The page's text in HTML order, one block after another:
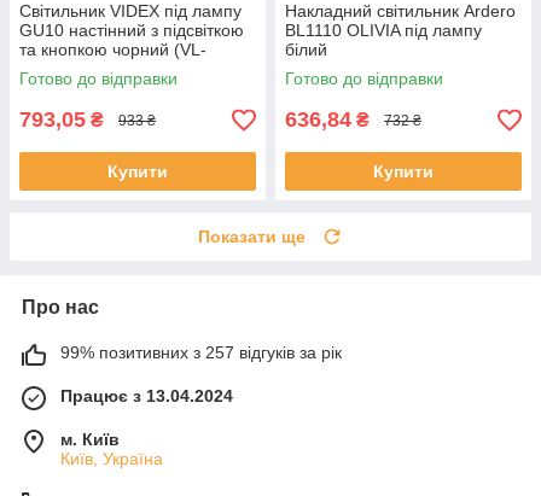
Світильник VIDEX під лампу
GU10 настінний з підсвіткою
та кнопкою чорний (VL-
SPF24E-B)
Готово до відправки
793,05 ₴ 933 ₴
Купити
Накладний світильник Ardero
BL1110 OLIVIA під лампу
білий
Готово до відправки
636,84 ₴ 732 ₴
Купити
Показати ще
Про нас
99% позитивних з 257 відгуків за рік
Працює з 13.04.2024
м. Київ
Київ, Україна